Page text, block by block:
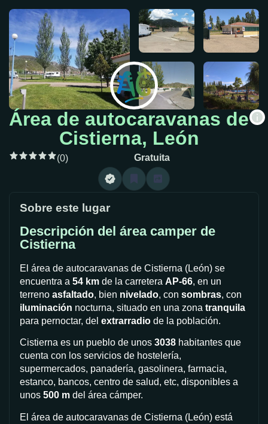
Área de autocaravanas de
Cistierna, León
(0) Gratuita
Sobre este lugar
Descripción del área camper de
Cistierna
El área de autocaravanas de Cistierna (León) se
encuentra a 54 km de la carretera AP-66, en un
terreno asfaltado, bien nivelado, con sombras, con
iluminación nocturna, situado en una zona tranquila
para pernoctar, del extrarradio de la población.
Cistierna es un pueblo de unos 3038 habitantes que
cuenta con los servicios de hostelería,
supermercados, panadería, gasolinera, farmacia,
estanco, bancos, centro de salud, etc, disponibles a
unos 500 m del área cámper.
El área de autocaravanas de Cistierna (León) está